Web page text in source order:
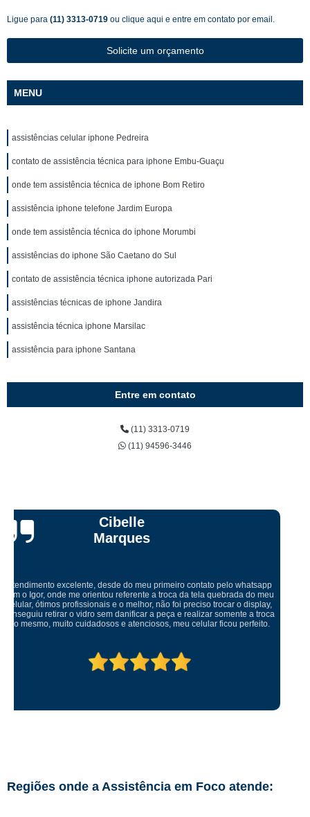
Ligue para (11) 3313-0719 ou clique aqui e entre em contato por email.
Solicite um orçamento
MENU
assistências celular iphone Pedreira
contato de assistência técnica para iphone Embu-Guaçu
onde tem assistência técnica de iphone Bom Retiro
assistência iphone telefone Jardim Europa
onde tem assistência técnica do iphone Morumbi
assistências do iphone São Caetano do Sul
contato de assistência técnica iphone autorizada Pari
assistências técnicas de iphone Jandira
assistência técnica iphone Marsilac
assistência para iphone Santana
Entre em contato
(11) 3313-0719
(11) 94596-3446
Ricardo Tadeu
Levei meu aparelho para conserto fui muito bem atendido um ótimo
ambiente serviço rápido muito bem feito. Recomendo serviço muito bom
abraço
Regiões onde a Assistência em Foco atende: